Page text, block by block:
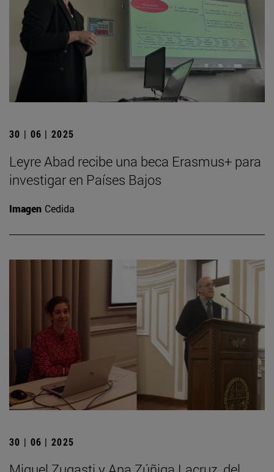
30 | 06 | 2025
Leyre Abad recibe una beca Erasmus+ para
investigar en Países Bajos
Imagen Cedida
30 | 06 | 2025